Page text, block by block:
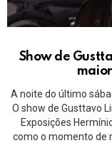
Show de
A noite do último
O show de Gusttavo
Exposições
como o momento de